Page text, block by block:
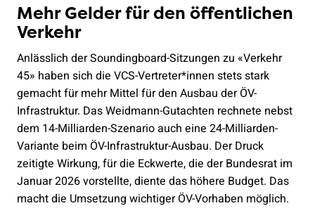
Mehr Gelder für den öffentlichen
Verkehr
Anlässlich der Soundingboard-Sitzungen zu «Verkehr
45» haben sich die VCS-Vertreter*innen stets stark
gemacht für mehr Mittel für den Ausbau der ÖV-
Infrastruktur. Das Weidmann-Gutachten rechnete nebst
dem 14-Milliarden-Szenario auch eine 24-Milliarden-
Variante beim ÖV-Infrastruktur-Ausbau. Der Druck
zeitigte Wirkung, für die Eckwerte, die der Bundesrat im
Januar 2026 vorstellte, diente das höhere Budget. Das
macht die Umsetzung wichtiger ÖV-Vorhaben möglich.